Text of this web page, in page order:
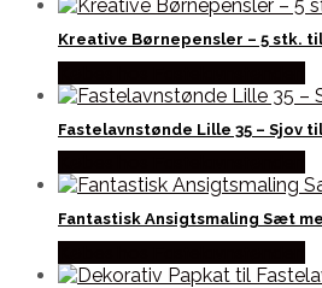
Kreative Børnepensler – 5 stk.
Fastelavnstønde Lille 35 – Sjov
Fantastisk Ansigtsmaling Sæt